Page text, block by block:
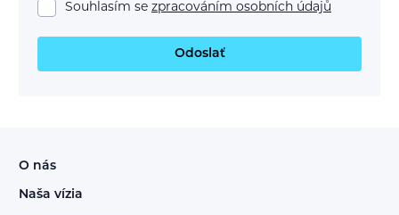
Souhlasím se zpracováním osobních údajů
Odoslať
O nás
Naša vízia